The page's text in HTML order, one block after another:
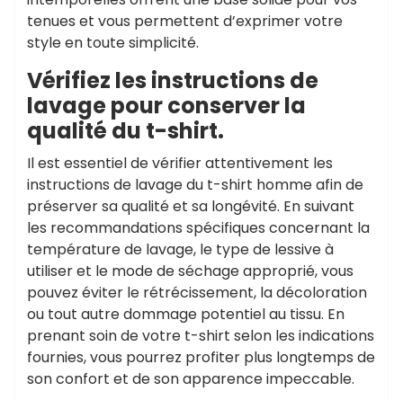
tenues et vous permettent d’exprimer votre
style en toute simplicité.
Vérifiez les instructions de
lavage pour conserver la
qualité du t-shirt.
Il est essentiel de vérifier attentivement les
instructions de lavage du t-shirt homme afin de
préserver sa qualité et sa longévité. En suivant
les recommandations spécifiques concernant la
température de lavage, le type de lessive à
utiliser et le mode de séchage approprié, vous
pouvez éviter le rétrécissement, la décoloration
ou tout autre dommage potentiel au tissu. En
prenant soin de votre t-shirt selon les indications
fournies, vous pourrez profiter plus longtemps de
son confort et de son apparence impeccable.